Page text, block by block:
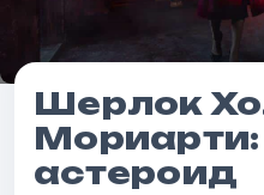
Шерлок
астероид